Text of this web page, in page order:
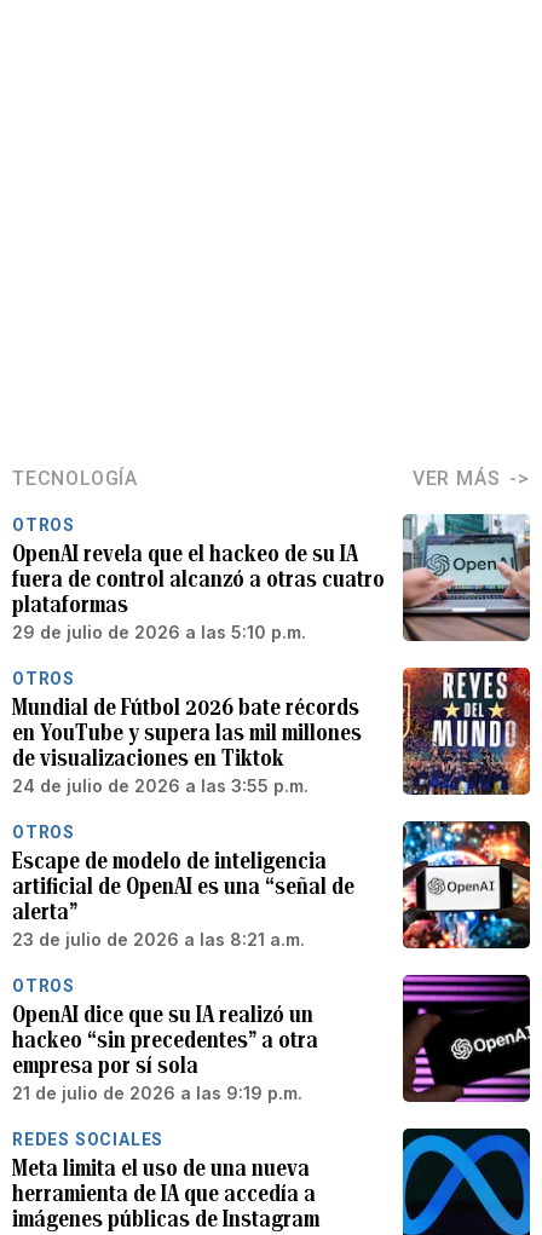
TECNOLOGÍA VER MÁS
OTROS
OpenAI revela que el hackeo de su IA
fuera de control alcanzó a otras cuatro
plataformas
29 de julio de 2026 a las 5:10 p.m.
OTROS
Mundial de Fútbol 2026 bate récords
en YouTube y supera las mil millones
de visualizaciones en Tiktok
24 de julio de 2026 a las 3:55 p.m.
OTROS
Escape de modelo de inteligencia
artificial de OpenAI es una “señal de
alerta”
23 de julio de 2026 a las 8:21 a.m.
OTROS
OpenAI dice que su IA realizó un
hackeo “sin precedentes” a otra
empresa por sí sola
21 de julio de 2026 a las 9:19 p.m.
REDES SOCIALES
Meta limita el uso de una nueva
herramienta de IA que accedía a
imágenes públicas de Instagram